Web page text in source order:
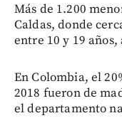
Más de 1.200
Caldas, donde
entre 10 y 19 años,
En Colombia, el
2018 fueron de
el departamento